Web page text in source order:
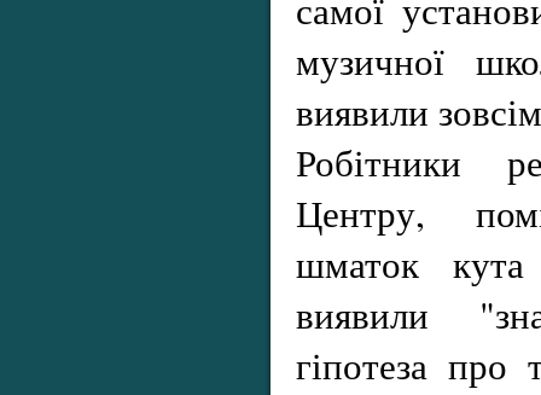
музичної
виявили
Робітники
Центру,
шматок
виявили
гіпотеза